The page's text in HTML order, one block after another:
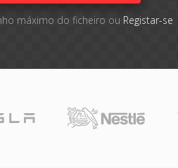
máximo do ficheiro ou Registar-se